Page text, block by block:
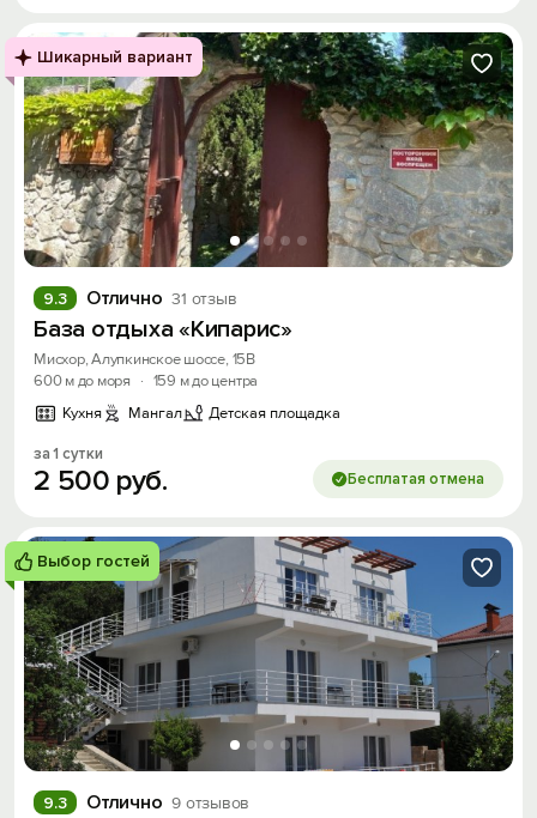
Шикарный вариант
Отлично 31 отзыв
9.3
База отдыха «Кипарис»
Мисхор, Алупкинское шоссе, 15В
600 м до моря
· 159 м до центра
Кухня
Мангал Детская площадка
за 1 сутки
2 500 руб. Бесплатая отмена
Выбор гостей
Отлично 9 отзывов
9.3